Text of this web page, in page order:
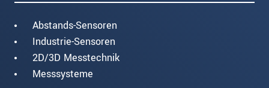
Abstands-Sensoren
Industrie-Sensoren
2D/3D Messtechnik
Messsysteme